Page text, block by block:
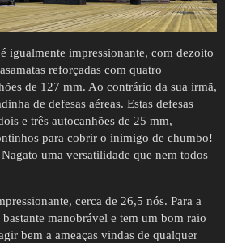
igualmente impressionante, com dezoito
reforçadas com quatro
de 127 mm. Ao contrário da sua irmã,
de defesas aéreas. Estas defesas
e três autocanhões de 25 mm,
para cobrir o inimigo de chumbo!
uma versatilidade que nem todos
cerca de 26,5 nós. Para a
manobrável e tem um bom raio
bem a ameaças vindas de qualquer